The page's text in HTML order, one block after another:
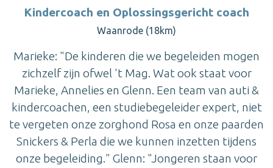
Kindercoach en Oplossingsgericht coach
Waanrode (18km)
Marieke: "De kinderen die we begeleiden mogen
zichzelf zijn ofwel 't Mag. Wat ook staat voor
Marieke, Annelies en Glenn. Een team van auti &
kindercoachen, een studiebegeleider expert, niet
te vergeten onze zorghond Rosa en onze paarden
Snickers & Perla die we kunnen inzetten tijdens
onze begeleiding." Glenn: "Jongeren staan voor